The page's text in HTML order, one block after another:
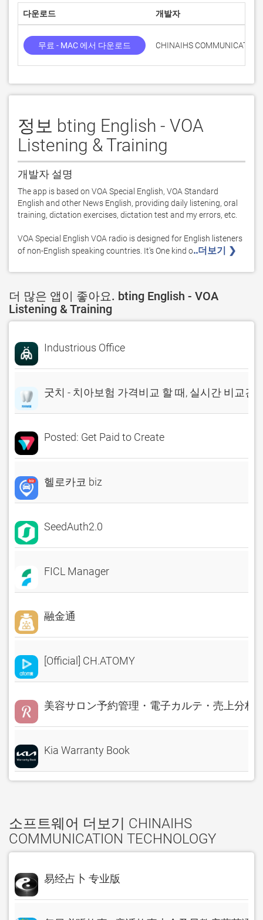
다운로드 개발자
무료 - MAC 에서 다운로드 CHINAIHS COMMUNICATION
정보 bting English - VOA
Listening & Training
개발자 설명
The app is based on VOA Special English, VOA Standard
English and other News English, providing daily listening, oral
training, dictation exercises, dictation test and my errors, etc.
VOA Special English VOA radio is designed for English listeners
of non-English speaking countries. It's One kind o..더보기 ❯
더 많은 앱이 좋아요. bting English - VOA
Listening & Training
Industrious Office
굿치 - 치아보험 가격비교 할 때, 실시간 비교견
Posted: Get Paid to Create
헬로카코 biz
SeedAuth2.0
FICL Manager
融金通
[Official] CH.ATOMY
美容サロン予約管理・電子カルテ・売上分析
Kia Warranty Book
소프트웨어 더보기 CHINAIHS
COMMUNICATION TECHNOLOGY
易经占卜 专业版